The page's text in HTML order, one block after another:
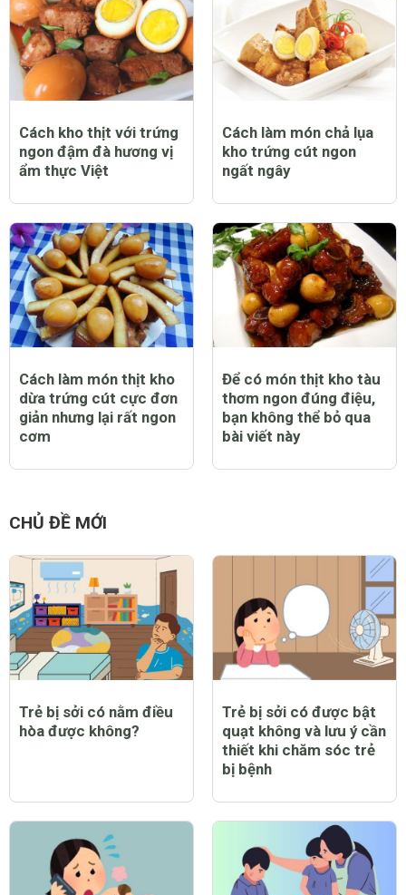
Cách kho thịt với trứng
ngon đậm đà hương vị
ẩm thực Việt
Cách làm món chả lụa
kho trứng cút ngon
ngất ngây
Cách làm món thịt kho
dừa trứng cút cực đơn
giản nhưng lại rất ngon
cơm
Để có món thịt kho tàu
thơm ngon đúng điệu,
bạn không thể bỏ qua
bài viết này
CHỦ ĐỀ MỚI
Trẻ bị sởi có nằm điều
hòa được không?
Trẻ bị sởi có được bật
quạt không và lưu ý cần
thiết khi chăm sóc trẻ
bị bệnh